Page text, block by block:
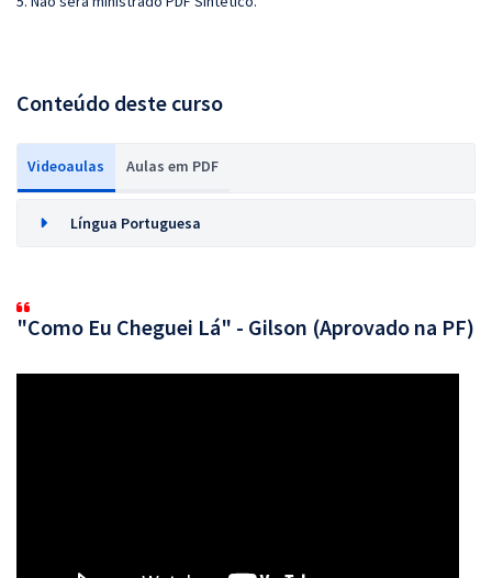
Conteúdo deste curso
Videoaulas Aulas em PDF
Língua Portuguesa
"Como Eu Cheguei Lá" - Gilson (Aprovado na PF)